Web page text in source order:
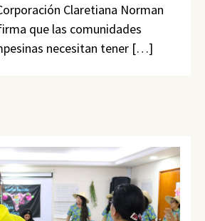
Claretiana Norman
que las comunidades
necesitan tener […]